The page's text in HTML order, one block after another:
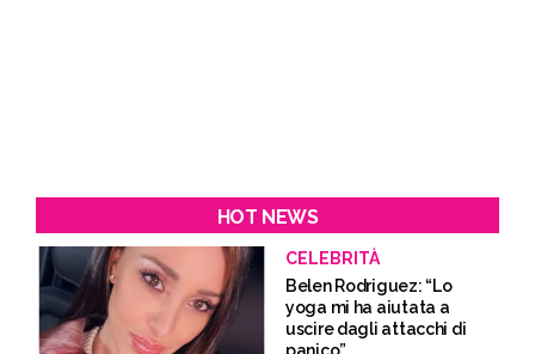
HOT NEWS
CELEBRITÀ
Belen Rodriguez: “Lo
yoga mi ha aiutata a
uscire dagli attacchi di